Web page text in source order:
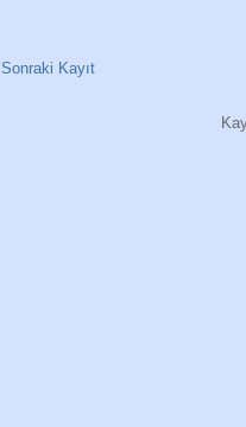
Sonraki Kayıt